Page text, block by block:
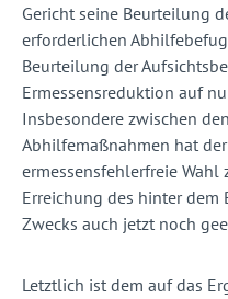
Gericht seine Beurteilung
erforderlichen
Beurteilung der
Ermessensreduktion auf
Insbesondere zwischen
Abhilfemaßnahmen hat
ermessensfehlerfreie
Erreichung des hinter dem
Zwecks auch jetzt noch
Letztlich ist dem auf das